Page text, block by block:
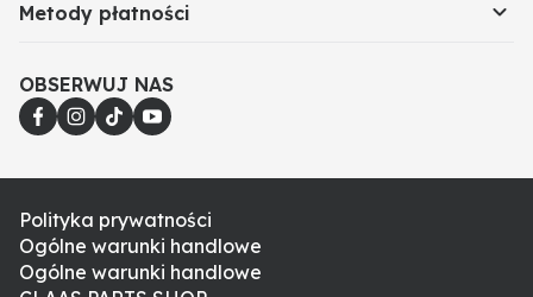
Metody płatności
OBSERWUJ NAS
Polityka prywatności
Ogólne warunki handlowe
Ogólne warunki handlowe